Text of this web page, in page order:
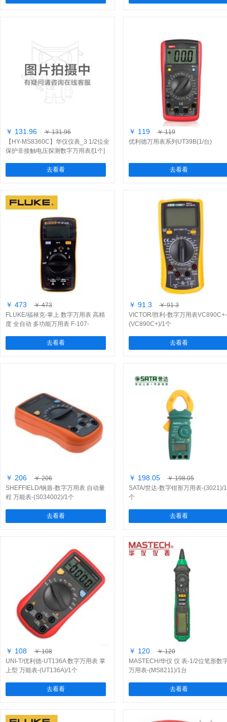
￥ 131.96
￥ 131.96
【HY-MS8360C】华仪仪表_3 1/2位全
保护非接触电压探测数字万用表/[1个]
去看看
￥ 119
￥ 119
优利德万用表系列UT39B(1/台)
去看看
￥ 473
￥ 473
FLUKE/福禄克-掌上 数字万用表 高精
度 全自动 多功能万用表 F-107-
去看看
￥ 91.3
￥ 91.3
VICTOR/胜利-数字万用表VC890C+-
(VC890C+)/1个
去看看
￥ 206
￥ 206
SHEFFIELD/钢盾-数字万用表 自动量
程 万能表-(S034002)/1个
去看看
￥ 198.05
￥ 198.05
SATA/世达-数字钳形万用表-(3021)/1
个
去看看
￥ 108
￥ 108
UNI-T/优利德-UT136A 数字万用表 掌
上型 万能表-(UT136A)/1个
去看看
￥ 120
￥ 120
MASTECH/华仪 仪 表-1/2位笔形数
万用表-(MS8211)/1台
去看看